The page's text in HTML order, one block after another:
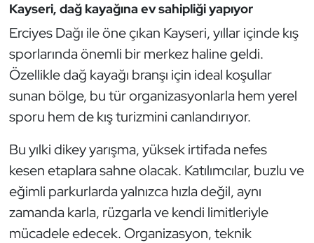
Kayseri, dağ kayağına ev sahipliği yapıyor
Erciyes Dağı ile öne çıkan Kayseri, yıllar içinde kış
sporlarında önemli bir merkez haline geldi.
Özellikle dağ kayağı branşı için ideal koşullar
sunan bölge, bu tür organizasyonlarla hem yerel
sporu hem de kış turizmini canlandırıyor.
Bu yılki dikey yarışma, yüksek irtifada nefes
kesen etaplara sahne olacak. Katılımcılar, buzlu ve
eğimli parkurlarda yalnızca hızla değil, aynı
zamanda karla, rüzgarla ve kendi limitleriyle
mücadele edecek. Organizasyon, teknik
Karate
Kayak
Kempo
Kick Boks
Masa Tenisi
Modern Pentatlon